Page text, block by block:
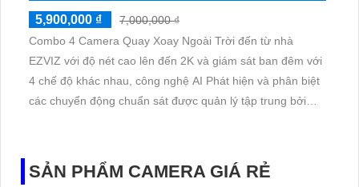
5,900,000 ₫
7,000,000 ₫
Combo 4 Camera Quay Xoay Ngoài Trời đến từ nhà
EZVIZ với độ nét cao lên đến 2K và giám sát ban đêm với
4 chế độ khác nhau, công nghệ AI Phát hiện và phân biệt
các chuyển động chuẩn sát được quản lý tập trung bởi
SẢN PHẨM CAMERA GIÁ RẺ